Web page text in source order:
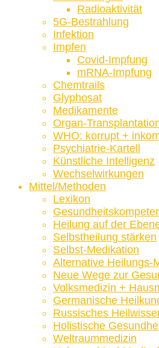
Radioaktivität
5G-Bestrahlung
Infektion
Impfen
Covid-Impfung
mRNA-Impfung
Chemtrails
Glyphosat
Medikamente
Organ-
WHO: korrupt +
Psychiatrie-Kartell
Künstliche Intelligenz
Wechselwirkungen
Mittel/Methoden
Lexikon
Heilung auf der
Selbstheilung stärken
Selbst-Medikation
Alternative Heilungs-
Neue Wege zur
Volksmedizin +
Germanische
Russisches
Holistische
Weltraummedizin